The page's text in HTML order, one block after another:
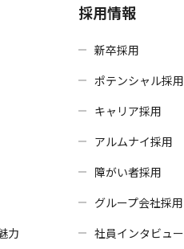
力
採用情報
新卒採用
ポテンシャル採用
キャリア採用
アルムナイ採用
障がい者採用
グループ会社採用
社員インタビュー